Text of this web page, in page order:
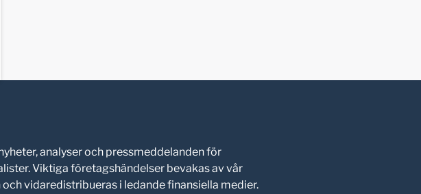
analyser och pressmeddelanden för
Viktiga företagshändelser bevakas av vår
vidaredistribueras i ledande finansiella medier.